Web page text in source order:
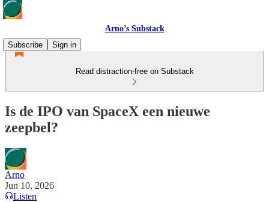
Arno’s Substack
Subscribe
Sign in
Read distraction-free on Substack
Is de IPO van SpaceX een nieuwe
zeepbel?
Arno
Jun 10, 2026
Listen